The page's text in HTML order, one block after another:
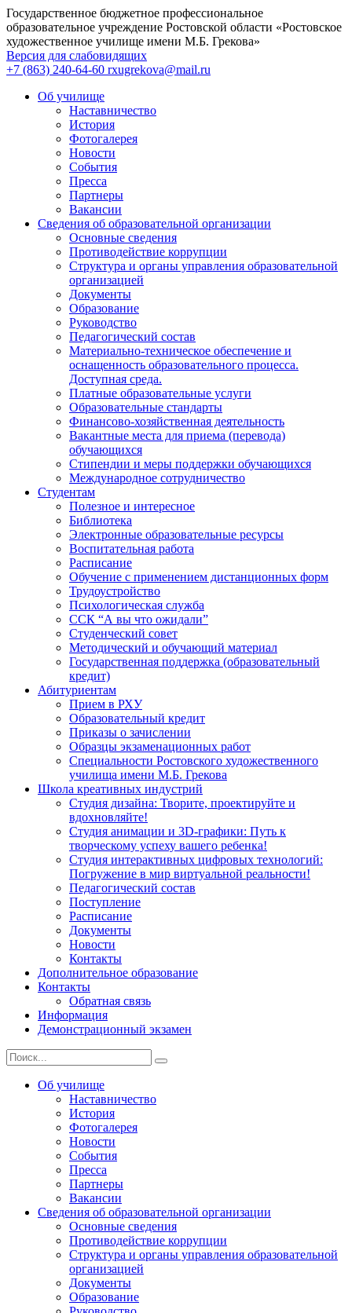
Государственное бюджетное профессиональное
образовательное учреждение Ростовской области «Ростовское
художественное училище имени М.Б. Грекова»
Версия для слабовидящих
+7 (863) 240-64-60 rxugrekova@mail.ru
Об училище
Наставничество
История
Фотогалерея
Новости
События
Пресса
Партнеры
Вакансии
Сведения об образовательной организации
Основные сведения
Противодействие коррупции
Структура и органы управления образовательной
организацией
Документы
Образование
Руководство
Педагогический состав
Материально-техническое обеспечение и
оснащенность образовательного процесса.
Доступная среда.
Платные образовательные услуги
Образовательные стандарты
Финансово-хозяйственная деятельность
Вакантные места для приема (перевода)
обучающихся
Стипендии и меры поддержки обучающихся
Международное сотрудничество
Студентам
Полезное и интересное
Библиотека
Электронные образовательные ресурсы
Воспитательная работа
Расписание
Обучение с применением дистанционных форм
Трудоустройство
Психологическая служба
ССК “А вы что ожидали”
Студенческий совет
Методический и обучающий материал
Государственная поддержка (образовательный
кредит)
Абитуриентам
Прием в РХУ
Образовательный кредит
Приказы о зачислении
Образцы экзаменационных работ
Специальности Ростовского художественного
училища имени М.Б. Грекова
Школа креативных индустрий
Студия дизайна: Творите, проектируйте и
вдохновляйте!
Студия анимации и 3D-графики: Путь к
творческому успеху вашего ребенка!
Студия интерактивных цифровых технологий:
Погружение в мир виртуальной реальности!
Педагогический состав
Поступление
Расписание
Документы
Новости
Контакты
Дополнительное образование
Контакты
Обратная связь
Информация
Демонстрационный экзамен
Об училище
Наставничество
История
Фотогалерея
Новости
События
Пресса
Партнеры
Вакансии
Сведения об образовательной организации
Основные сведения
Противодействие коррупции
Структура и органы управления образовательной
организацией
Документы
Образование